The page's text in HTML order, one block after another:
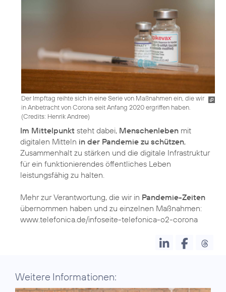
Der Impftag reihte sich in eine Serie von Maßnahmen ein, die wir
in Anbetracht von Corona seit Anfang 2020 ergriffen haben.
(Credits: Henrik Andree)
Im Mittelpunkt steht dabei, Menschenleben mit
digitalen Mitteln in der Pandemie zu schützen,
Zusammenhalt zu stärken und die digitale Infrastruktur
für ein funktionierendes öffentliches Leben
leistungsfähig zu halten.
Mehr zur Verantwortung, die wir in Pandemie-Zeiten
übernommen haben und zu einzelnen Maßnahmen:
www.telefonica.de/infoseite-telefonica-o2-corona
Weitere Informationen: